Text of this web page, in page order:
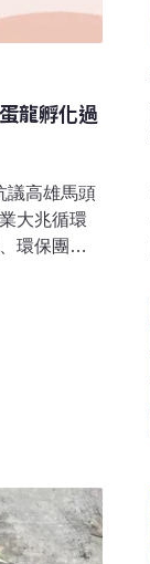
龍孵化過
議高雄馬頭
大兆循環
環保團體
通知，入
團更在會
報報導）